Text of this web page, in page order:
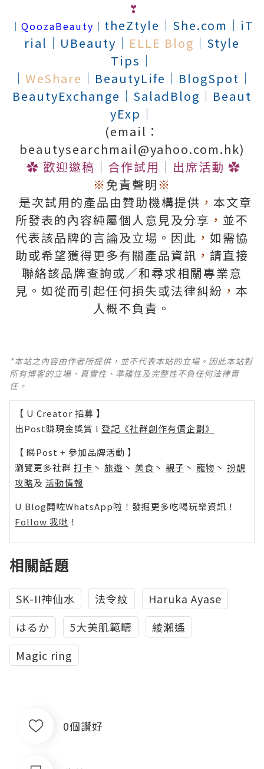
❣
│ QoozaBeauty │ theZtyle │ She.com │ iT
rial │ UBeauty │ ELLE Blog │ Style
Tips │
│ WeShare │ BeautyLife │ BlogSpot │
BeautyExchange │ SaladBlog │ Beaut
yExp │
(email：
beautysearchmail@yahoo.com.hk)
✿ 歡迎邀稿 │ 合作試用 │ 出席活動 ✿
※免責聲明※
是次試用的產品由贊助機構提供 ， 本文章
所發表的內容純屬個人意見及分享 ， 並不
代表該品牌的言論及立場。因此 ， 如需協
助或希望獲得更多有關產品資訊 ， 請直接
聯絡該品牌查詢或∕和尋求相關專業意
見。如從而引起任何損失或法律糾紛 ， 本
人概不負責。
*本站之內容由作者所提供，並不代表本站的立場。因此本站對
所有博客的立場、真實性、準確性及完整性不負任何法律責
任。
【 U Creator 招募 】
出Post賺現金獎賞 l 登記《社群創作有價企劃》
【 睇Post + 參加品牌活動 】
瀏覽更多社群 打卡 丶 旅遊 丶 美食 丶 親子 丶 寵物 丶 扮靚
攻略及 活動情報
U Blog開咗WhatsApp啦！發掘更多吃喝玩樂資訊！
Follow 我哋 ！
相關話題
SK-II神仙水 法令紋
Haruka Ayase
はるか
5大美肌範疇
綾瀨遙
Magic ring
0個讚好